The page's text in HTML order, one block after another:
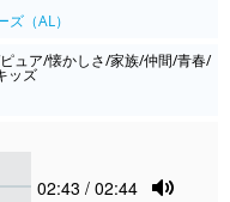
（AL）
ュア/懐かしさ/家族/仲間/青春/
ッズ
Current
02:43 / 02:44